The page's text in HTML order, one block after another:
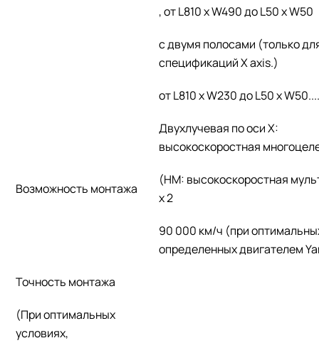
, от L810 x W490 до L50 x W50
с двумя полосами (только
спецификаций X axis.)
от L810 x W230 до L50 x W50....
Возможность монтажа
Двухлучевая по оси X:
высокоскоростная
(HM: высокоскоростная
x 2
90 000 км/ч (при
определенных двигателем
Точность монтажа
(При оптимальных
условиях,